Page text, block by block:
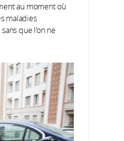
au moment où
maladies
que l’on ne